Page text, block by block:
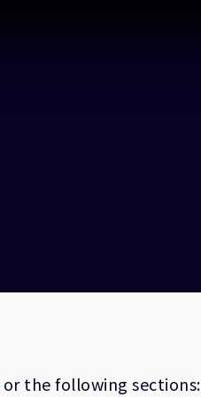
or the following sections: